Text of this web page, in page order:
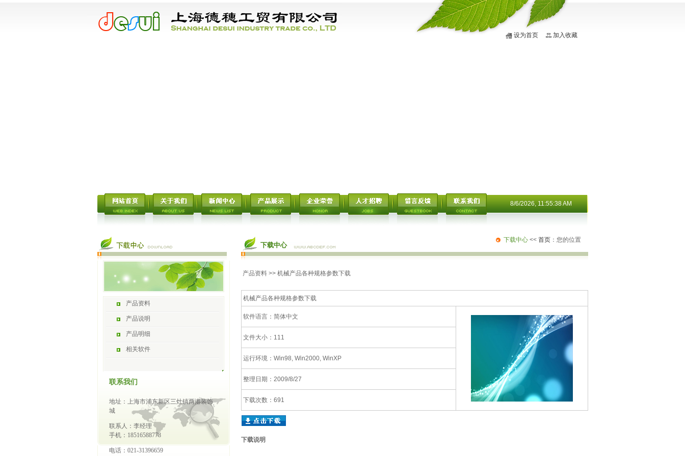
设为首页 加入收藏
8/6/2026, 11:55:38 AM
产品资料
产品说明
产品明细
相关软件
联系我们
地址：上海市浦东新区三灶镇两港装饰
城
联系人：李经理
手机：18516588778
电话：021-31396659
下载中心
下载中心<< 首页：您的位置
产品资料>> 机械产品各种规格参数下载
机械产品各种规格参数下载
软件语言：简体中文
文件大小：111
运行环境：Win98, Win2000, WinXP
整理日期：2009/8/27
下载次数：691
下载说明